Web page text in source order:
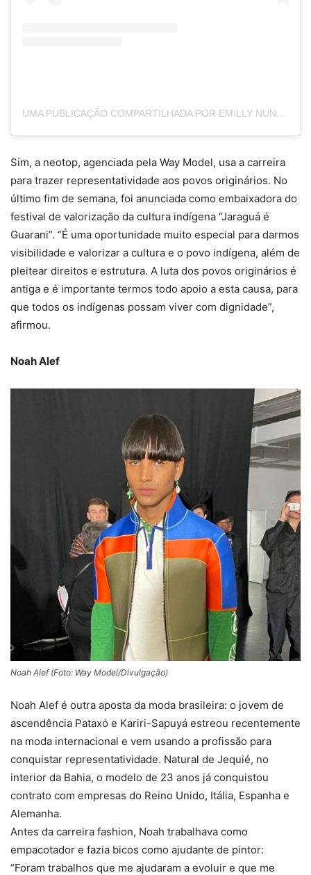
UMA PUBLICAÇÃO COMPARTILHADA POR EMILLY NUNES (@EMILLYNUNES)
Sim, a neotop, agenciada pela Way Model, usa a carreira
para trazer representatividade aos povos originários. No
último fim de semana, foi anunciada como embaixadora do
festival de valorização da cultura indígena “Jaraguá é
Guarani”. “É uma oportunidade muito especial para darmos
visibilidade e valorizar a cultura e o povo indígena, além de
pleitear direitos e estrutura. A luta dos povos originários é
antiga e é importante termos todo apoio a esta causa, para
que todos os indígenas possam viver com dignidade”,
afirmou.
Noah Alef
Noah Alef (Foto: Way Model/Divulgação)
Noah Alef é outra aposta da moda brasileira: o jovem de
ascendência Pataxó e Kariri-Sapuyá estreou recentemente
na moda internacional e vem usando a profissão para
conquistar representatividade. Natural de Jequié, no
interior da Bahia, o modelo de 23 anos já conquistou
contrato com empresas do Reino Unido, Itália, Espanha e
Alemanha.
Antes da carreira fashion, Noah trabalhava como
empacotador e fazia bicos como ajudante de pintor:
“Foram trabalhos que me ajudaram a evoluir e que me